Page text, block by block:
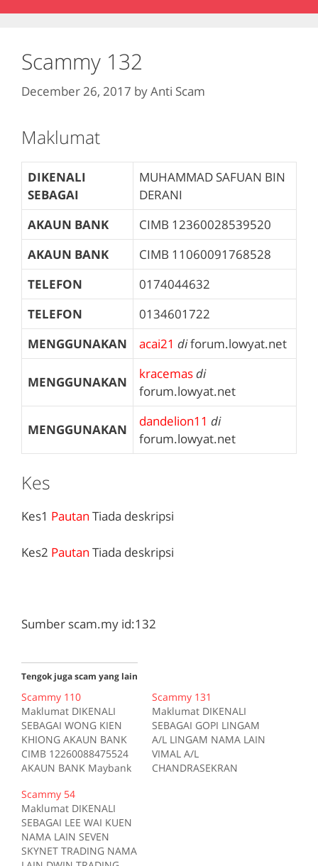
Scammy 132
December 26, 2017 byAnti Scam
Maklumat
DIKENALI
SEBAGAI
MUHAMMAD SAFUAN BIN
DERANI
AKAUN BANK
CIMB 12360028539520
AKAUN BANK
CIMB 11060091768528
TELEFON
0174044632
TELEFON
0134601722
MENGGUNAKAN
acai21 diforum.lowyat.net
MENGGUNAKAN
kracemasdi
forum.lowyat.net
MENGGUNAKAN
dandelion11 di
forum.lowyat.net
Kes
Kes1 Pautan Tiada deskripsi
Kes2 Pautan Tiada deskripsi
Sumber scam.my id:132
Tengok juga scam yang lain
Scammy 110
Maklumat DIKENALI
SEBAGAI WONG KIEN
KHIONG AKAUN BANK
CIMB 12260088475524
AKAUN BANK Maybank
BANK Public Bank
3165967207 AKAUN
BANK CIMB
01130008704055 AKAUN
BANK Maybank
Scammy 131
Maklumat DIKENALI
SEBAGAI GOPI LINGAM
A/L LINGAM NAMA LAIN
VIMAL A/L
CHANDRASEKRAN
Scammy 54
Maklumat DIKENALI
SEBAGAI LEE WAI KUEN
NAMA LAIN SEVEN
SKYNET TRADING NAMA